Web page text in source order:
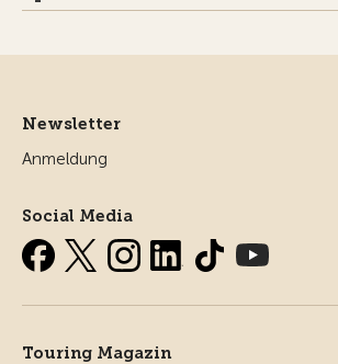
Newsletter
Anmeldung
Social Media
Touring Magazin